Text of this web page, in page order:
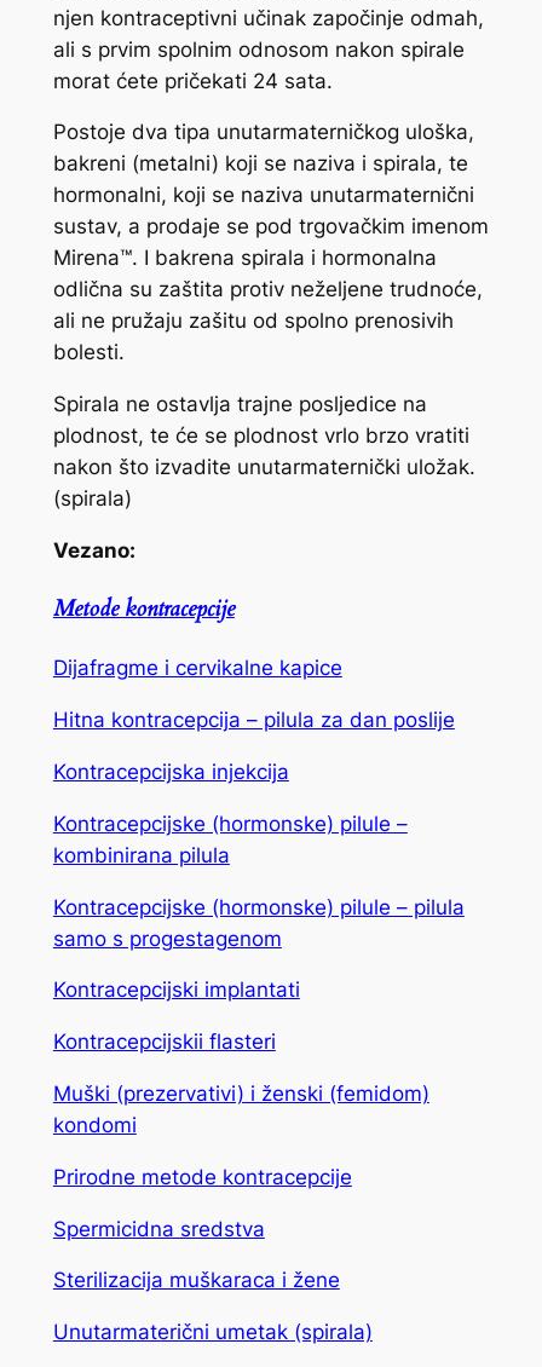
njen kontraceptivni učinak započinje odmah,
ali s prvim spolnim odnosom nakon spirale
morat ćete pričekati 24 sata.
Postoje dva tipa unutarmaterničkog uloška,
bakreni (metalni) koji se naziva i spirala, te
hormonalni, koji se naziva unutarmaternični
sustav, a prodaje se pod trgovačkim imenom
Mirena™. I bakrena spirala i hormonalna
odlična su zaštita protiv neželjene trudnoće,
ali ne pružaju zašitu od spolno prenosivih
bolesti.
Spirala ne ostavlja trajne posljedice na
plodnost, te će se plodnost vrlo brzo vratiti
nakon što izvadite unutarmaternički uložak.
(spirala)
Vezano:
Metode kontracepcije
Dijafragme i cervikalne kapice
Hitna kontracepcija – pilula za dan poslije
Kontracepcijska injekcija
Kontracepcijske (hormonske) pilule –
kombinirana pilula
Kontracepcijske (hormonske) pilule – pilula
samo s progestagenom
Kontracepcijski implantati
Kontracepcijskii flasteri
Muški (prezervativi) i ženski (femidom)
kondomi
Prirodne metode kontracepcije
Spermicidna sredstva
Sterilizacija muškaraca i žene
Unutarmaterični umetak (spirala)